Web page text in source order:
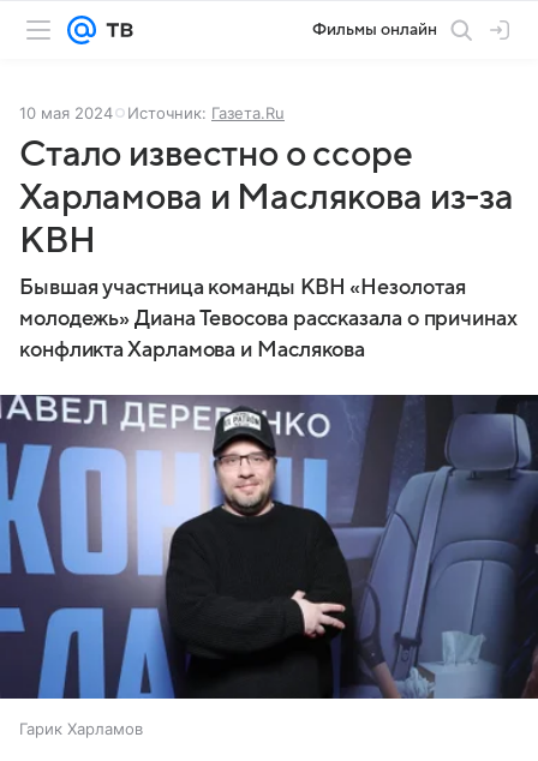
Фильмы онлайн
10 мая 2024 Источник: Газета.Ru
Стало известно о ссоре
Харламова и Маслякова из-за
КВН
Бывшая участница команды КВН «Незолотая
молодежь» Диана Тевосова рассказала о причинах
конфликта Харламова и Маслякова
Гарик Харламов